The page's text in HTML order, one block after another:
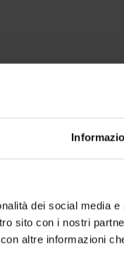
dei social media e
sito con i nostri
altre informazioni